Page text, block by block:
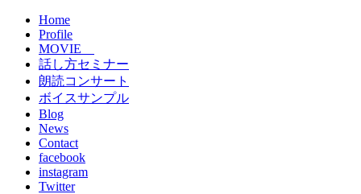
Home
Profile
MOVIE
話し方セミナー
朗読コンサート
ボイスサンプル
Blog
News
Contact
facebook
instagram
Twitter